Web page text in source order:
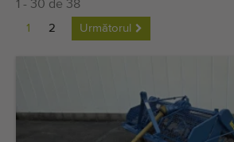
Ultimele mașini adăugate
1 - 30 de 38
1 2 Următorul